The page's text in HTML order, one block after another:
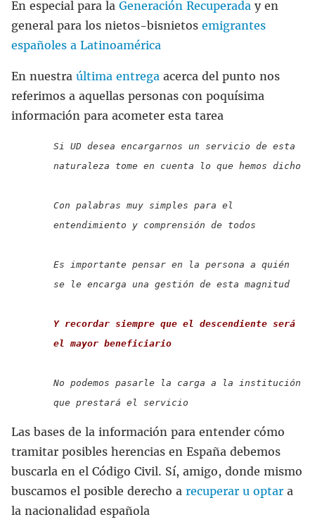
En especial para la Generación Recuperada y en
general para los nietos-bisnietos emigrantes
españoles a Latinoamérica
En nuestra última entrega acerca del punto nos
referimos a aquellas personas con poquísima
información para acometer esta tarea
Si UD desea encargarnos un servicio de esta
naturaleza tome en cuenta lo que hemos dicho
Con palabras muy simples para el
entendimiento y comprensión de todos
Es importante pensar en la persona a quién
se le encarga una gestión de esta magnitud
Y recordar siempre que el descendiente será
el mayor beneficiario
No podemos pasarle la carga a la institución
que prestará el servicio
Las bases de la información para entender cómo
tramitar posibles herencias en España debemos
buscarla en el Código Civil. Sí, amigo, donde mismo
buscamos el posible derecho a recuperar u optar a
la nacionalidad española